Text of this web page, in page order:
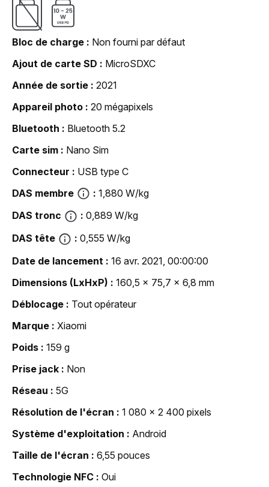
Bloc de charge
Non fourni par défaut
Ajout de carte SD
MicroSDXC
Année de sortie
2021
Appareil photo
20 mégapixels
Bluetooth
Bluetooth 5.2
Carte sim
Nano Sim
Connecteur
USB type C
DAS membre
1,880 W/kg
DAS tronc
0,889 W/kg
DAS tête
0,555 W/kg
Date de lancement
16 avr. 2021, 00:00:00
Dimensions (LxHxP)
160,5 x 75,7 x 6,8 mm
Déblocage
Tout opérateur
Marque
Xiaomi
Poids
159 g
Prise jack
Non
Réseau
5G
Résolution de l'écran
1 080 x 2 400 pixels
Système d'exploitation
Android
Taille de l'écran
6,55 pouces
Technologie NFC
Oui